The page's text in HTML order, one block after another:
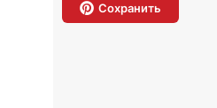
Сохранить